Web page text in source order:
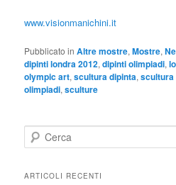
www.visionmanichini.it
Pubblicato in Altre mostre,Mostre,
dipinti londra 2012,dipinti olimpiadi,
olympic art,scultura dipinta,scultura
olimpiadi,sculture
e
c
ARTICOLI RECENTI